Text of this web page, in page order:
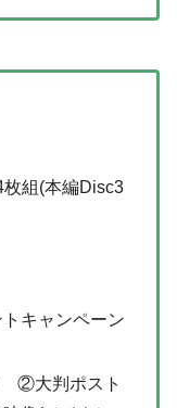
組(本編Disc3
キャンペーン
②大判ポスト